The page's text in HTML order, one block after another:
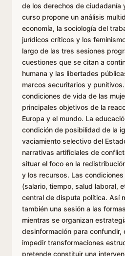
de los derechos de ciudadanía
curso propone un análisis
economía, la sociología del
jurídicos críticos y los
largo de las tres sesiones
cuestiones que se citan a
humana y las libertades
marcos securitarios y
condiciones de vida de las
principales objetivos de la
Europa y el mundo. La
condición de posibilidad de la
vaciamiento selectivo del
narrativas artificiales de
situar el foco en la
y los recursos. Las
(salario, tiempo, salud laboral,
central de disputa política. Así
también una sesión a las
mientras se organizan
desinformación para confundir,
impedir transformaciones
pretende constituir una